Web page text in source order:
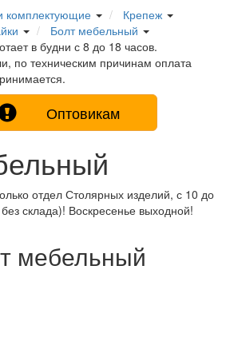
комплектующие
Крепеж
Болт мебельный
в будни с 8 до 18 часов.
по техническим причинам оплата
Оптовикам
отдел Столярных изделий, с 10 до
склада)! Воскресенье выходной!
мебельный